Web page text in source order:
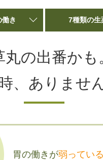
き 7種類の生
丸の出番かも
、ありませ
胃の働きが弱っている